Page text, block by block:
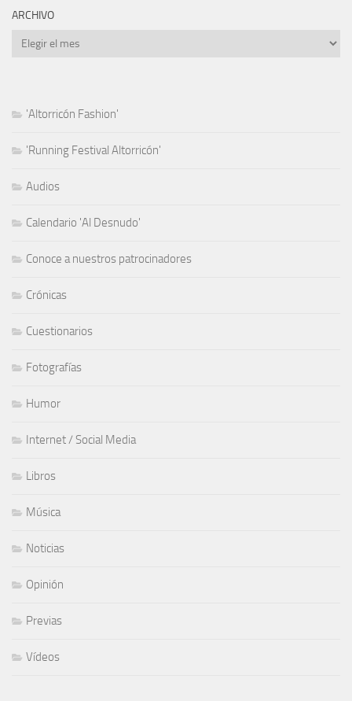
ARCHIVO
Archivo
'Altorricón Fashion'
'Running Festival Altorricón'
Audios
Calendario 'Al Desnudo'
Conoce a nuestros patrocinadores
Crónicas
Cuestionarios
Fotografías
Humor
Internet / Social Media
Libros
Música
Noticias
Opinión
Previas
Vídeos